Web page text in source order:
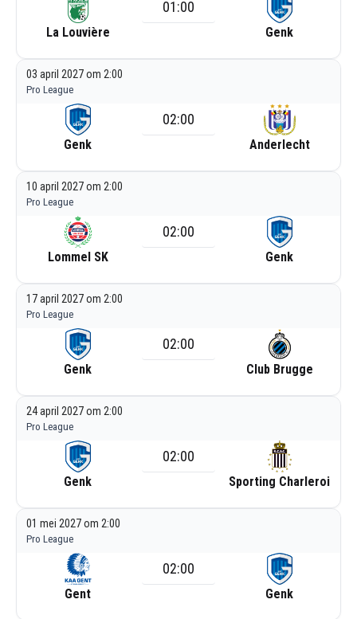
La Louvière
01:00
Genk
03 april 2027 om 2:00
Pro League
Genk
02:00
Anderlecht
10 april 2027 om 2:00
Pro League
Lommel SK
02:00
Genk
17 april 2027 om 2:00
Pro League
Genk
02:00
Club Brugge
24 april 2027 om 2:00
Pro League
Genk
02:00
Sporting Charleroi
01 mei 2027 om 2:00
Pro League
Gent
02:00
Genk